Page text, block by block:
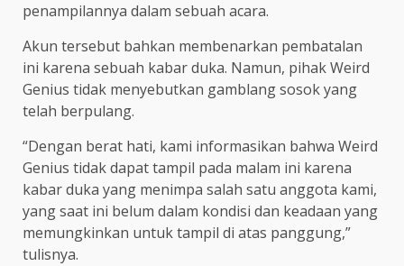
penampilannya dalam sebuah acara.
Akun tersebut bahkan membenarkan pembatalan
ini karena sebuah kabar duka. Namun, pihak Weird
Genius tidak menyebutkan gamblang sosok yang
telah berpulang.
“Dengan berat hati, kami informasikan bahwa Weird
Genius tidak dapat tampil pada malam ini karena
kabar duka yang menimpa salah satu anggota kami,
yang saat ini belum dalam kondisi dan keadaan yang
memungkinkan untuk tampil di atas panggung,”
tulisnya.